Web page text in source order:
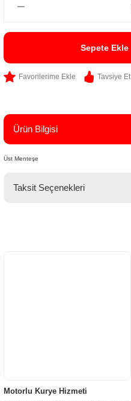
Sepete Ekle
Tavsiye Et
Ürün Bilgisi
Üst Menteşe
Taksit Seçenekleri
Motorlu Kurye Hizmeti